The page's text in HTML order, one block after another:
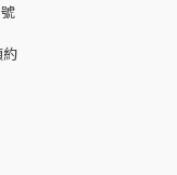
約